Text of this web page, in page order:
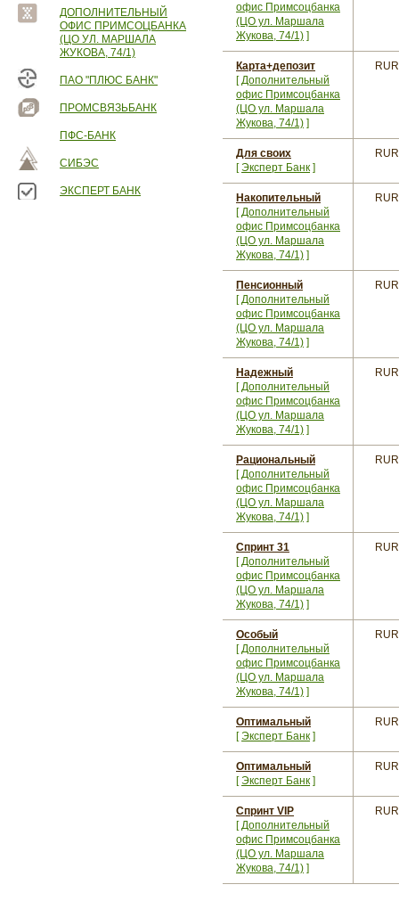
ДОПОЛНИТЕЛЬНЫЙ
ОФИС ПРИМСОЦБАНКА
(ЦО УЛ. МАРШАЛА
ЖУКОВА, 74/1)
ПАО "ПЛЮС БАНК"
ПРОМСВЯЗЬБАНК
ПФС-БАНК
СИБЭС
ЭКСПЕРТ БАНК
офис Примсоцбанка
(ЦО ул. Маршала
Жукова, 74/1) ]
Карта+депозит
[Дополнительный
офис Примсоцбанка
(ЦО ул. Маршала
Жукова, 74/1) ]
RUR
Для своих
[Эксперт Банк ]
RUR
Накопительный
[Дополнительный
офис Примсоцбанка
(ЦО ул. Маршала
Жукова, 74/1) ]
RUR
Пенсионный
[Дополнительный
офис Примсоцбанка
(ЦО ул. Маршала
Жукова, 74/1) ]
RUR
Надежный
[Дополнительный
офис Примсоцбанка
(ЦО ул. Маршала
Жукова, 74/1) ]
RUR
Рациональный
[Дополнительный
офис Примсоцбанка
(ЦО ул. Маршала
Жукова, 74/1) ]
RUR
Спринт 31
[Дополнительный
офис Примсоцбанка
(ЦО ул. Маршала
Жукова, 74/1) ]
RUR
Особый
[Дополнительный
офис Примсоцбанка
(ЦО ул. Маршала
Жукова, 74/1) ]
RUR
Оптимальный
[Эксперт Банк ]
RUR
Оптимальный
[Эксперт Банк ]
RUR
Спринт VIP
[Дополнительный
офис Примсоцбанка
(ЦО ул. Маршала
Жукова, 74/1) ]
RUR